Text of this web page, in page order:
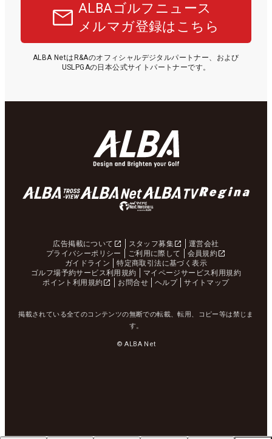
ALBAゴルフニュース
メルマガ登録はこちら
ALBA NetはR&Aのオフィシャルデジタルパートナー、および
USLPGAの日本公式サイトパートナーです。
広告掲載について スタッフ募集
運営会社
プライバシーポリシー
ご利用に際して
会員規約
ガイドライン
特定商取引法に基づく表示
ゴルフ場予約サービス利用規約
マイページサービス利用規約
ポイント利用規約
お問合せ ヘルプ サイトマップ
掲載されている全てのコンテンツの無断での転載、転用、コピー等は禁じま
す。
© ALBA Net